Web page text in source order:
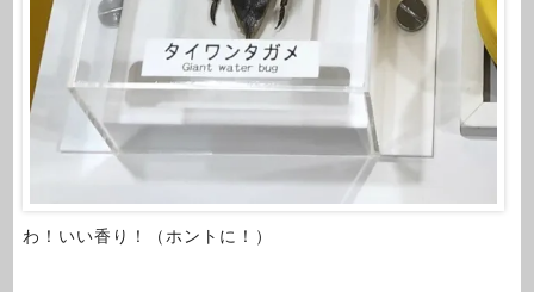
わ！いい香り！（ホントに！）